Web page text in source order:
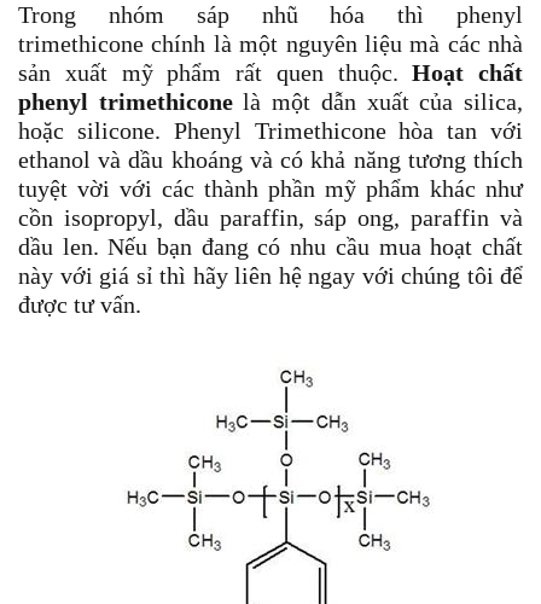
Trong nhóm sáp nhũ hóa thì phenyl
trimethicone chính là một nguyên liệu mà các nhà
sản xuất mỹ phẩm rất quen thuộc.Hoạt chất
phenyl trimethicone là một dẫn xuất của silica,
hoặc silicone. Phenyl Trimethicone hòa tan với
ethanol và dầu khoáng và có khả năng tương thích
tuyệt vời với các thành phần mỹ phẩm khác như
cồn isopropyl, dầu paraffin, sáp ong, paraffin và
dầu len. Nếu bạn đang có nhu cầu mua hoạt chất
này với giá sỉ thì hãy liên hệ ngay với chúng tôi để
được tư vấn.